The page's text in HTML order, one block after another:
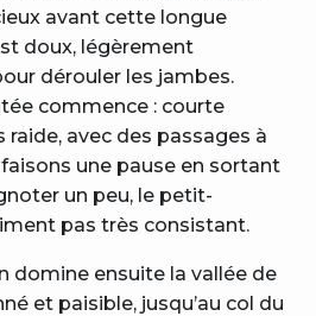
avant cette longue
doux, légèrement
dérouler les jambes.
commence : courte
raide, avec des passages à
une pause en sortant
un peu, le petit-
pas très consistant.
domine ensuite la vallée de
et paisible, jusqu’au col du